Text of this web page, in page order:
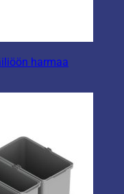
harmaa